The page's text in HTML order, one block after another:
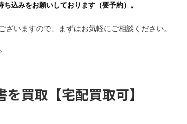
込みをお願いしております（要予約）。
いますので、まずはお気軽にご相談ください。
買取【宅配買取可】